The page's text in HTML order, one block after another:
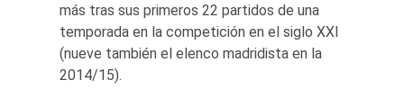
más tras sus primeros 22 partidos de una
temporada en la competición en el siglo XXI
(nueve también el elenco madridista en la
2014/15).